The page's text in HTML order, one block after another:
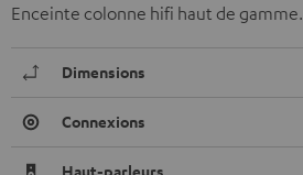
Enceinte colonne hifi haut de gamme.
Dimensions
Connexions